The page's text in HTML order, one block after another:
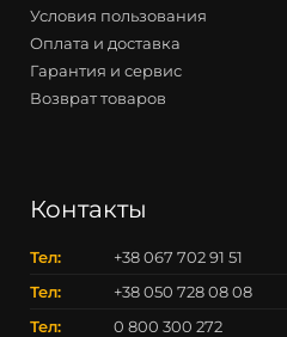
Условия пользования
Оплата и доставка
Гарантия и сервис
Возврат товаров
Контакты
Тел:
+38 067 702 91 51
Тел:
+38 050 728 08 08
Тел:
0 800 300 272